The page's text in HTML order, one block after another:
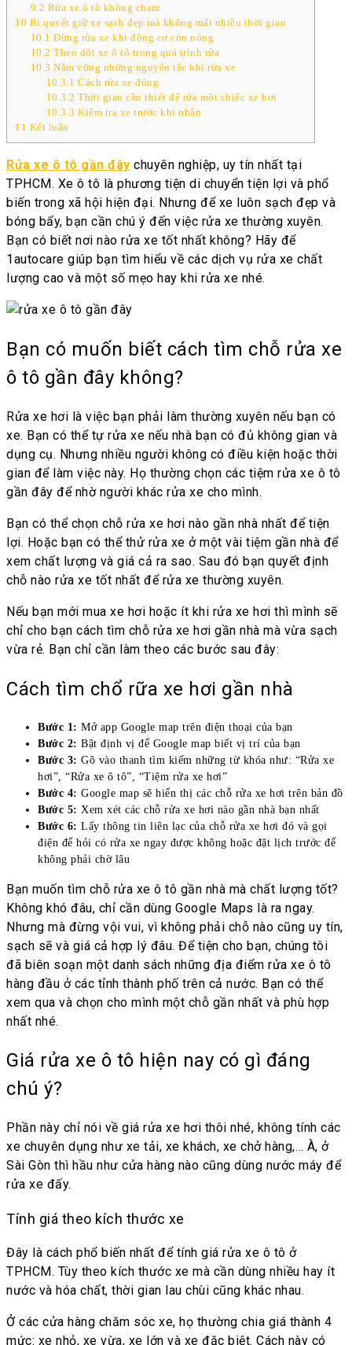
9.2 Rửa xe ô tô không chạm
10 Bí quyết giữ xe sạch đẹp mà không mất nhiều thời gian
10.1 Đừng rửa xe khi động cơ còn nóng
10.2 Theo dõi xe ô tô trong quá trình rửa
10.3 Nắm vững những nguyên tắc khi rửa xe
10.3.1 Cách rửa xe đúng
10.3.2 Thời gian cần thiết để rửa một chiếc xe hơi
10.3.3 Kiểm tra xe trước khi nhận
11 Kết luận
Rửa xe ô tô gần đây chuyên nghiệp, uy tín nhất tại
TPHCM. Xe ô tô là phương tiện di chuyển tiện lợi và phổ
biến trong xã hội hiện đại. Nhưng để xe luôn sạch đẹp và
bóng bẩy, bạn cần chú ý đến việc rửa xe thường xuyên.
Bạn có biết nơi nào rửa xe tốt nhất không? Hãy để
1autocare giúp bạn tìm hiểu về các dịch vụ rửa xe chất
lượng cao và một số mẹo hay khi rửa xe nhé.
Bạn có muốn biết cách tìm chỗ rửa xe
ô tô gần đây không?
Rửa xe hơi là việc bạn phải làm thường xuyên nếu bạn có
xe. Bạn có thể tự rửa xe nếu nhà bạn có đủ không gian và
dụng cụ. Nhưng nhiều người không có điều kiện hoặc thời
gian để làm việc này. Họ thường chọn các tiệm rửa xe ô tô
gần đây để nhờ người khác rửa xe cho mình.
Bạn có thể chọn chỗ rửa xe hơi nào gần nhà nhất để tiện
lợi. Hoặc bạn có thể thử rửa xe ở một vài tiệm gần nhà để
xem chất lượng và giá cả ra sao. Sau đó bạn quyết định
chỗ nào rửa xe tốt nhất để rửa xe thường xuyên.
Nếu bạn mới mua xe hơi hoặc ít khi rửa xe hơi thì mình sẽ
chỉ cho bạn cách tìm chỗ rửa xe hơi gần nhà mà vừa sạch
vừa rẻ. Bạn chỉ cần làm theo các bước sau đây:
Cách tìm chổ rữa xe hơi gần nhà
Bước 1: Mở app Google map trên điện thoại của bạn
Bước 2: Bật định vị để Google map biết vị trí của bạn
Bước 3: Gõ vào thanh tìm kiếm những từ khóa như: “Rửa xe
hơi”, “Rửa xe ô tô”, “Tiệm rửa xe hơi”
Bước 4: Google map sẽ hiển thị các chỗ rửa xe hơi trên bản đồ
Bước 5: Xem xét các chỗ rửa xe hơi nào gần nhà bạn nhất
Bước 6: Lấy thông tin liên lạc của chỗ rửa xe hơi đó và gọi
điện để hỏi có rửa xe ngay được không hoặc đặt lịch trước để
không phải chờ lâu
Bạn muốn tìm chỗ rửa xe ô tô gần nhà mà chất lượng tốt?
Không khó đâu, chỉ cần dùng Google Maps là ra ngay.
Nhưng mà đừng vội vui, vì không phải chỗ nào cũng uy tín,
sạch sẽ và giá cả hợp lý đâu. Để tiện cho bạn, chúng tôi
đã biên soạn một danh sách những địa điểm rửa xe ô tô
hàng đầu ở các tỉnh thành phố trên cả nước. Bạn có thể
xem qua và chọn cho mình một chỗ gần nhất và phù hợp
nhất nhé.
Giá rửa xe ô tô hiện nay có gì đáng
chú ý?
Phần này chỉ nói về giá rửa xe hơi thôi nhé, không tính các
xe chuyên dụng như xe tải, xe khách, xe chở hàng,… À, ở
Sài Gòn thì hầu như cửa hàng nào cũng dùng nước máy để
rửa xe đấy.
Tính giá theo kích thước xe
Đây là cách phổ biến nhất để tính giá rửa xe ô tô ở
TPHCM. Tùy theo kích thước xe mà cần dùng nhiều hay ít
nước và hóa chất, thời gian lau chùi cũng khác nhau.
Ở các cửa hàng chăm sóc xe, họ thường chia giá thành 4
mức: xe nhỏ, xe vừa, xe lớn và xe đặc biệt. Cách này có